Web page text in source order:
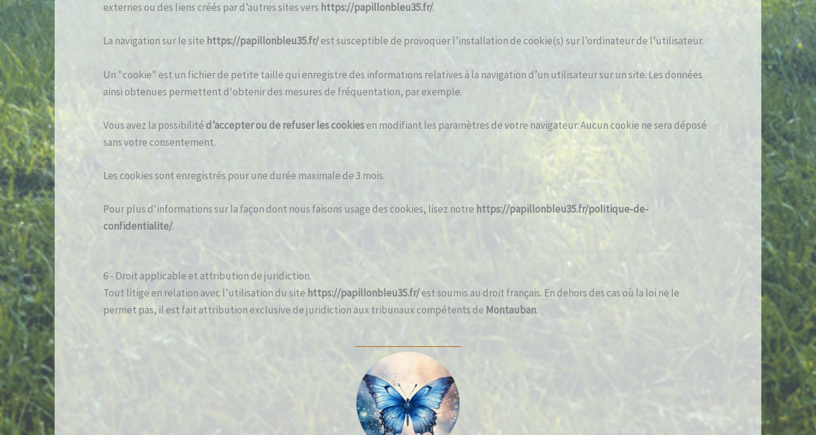
externes ou des liens créés par d’autres sites vers https://papillonbleu35.fr/.
La navigation sur le site https://papillonbleu35.fr/est susceptible de provoquer l’installation de cookie(s) sur l’ordinateur de l’utilisateur.
Un "cookie" est un fichier de petite taille qui enregistre des informations relatives à la navigation d’un utilisateur sur un site. Les données
ainsi obtenues permettent d'obtenir des mesures de fréquentation, par exemple.
Vous avez la possibilitéd’accepter ou de refuser les cookiesen modifiant les paramètres de votre navigateur. Aucun cookie ne sera déposé
sans votre consentement.
Les cookies sont enregistrés pour une durée maximale de 3 mois.
Pour plus d'informations sur la façon dont nous faisons usage des cookies, lisez notre https://papillonbleu35.fr/politique-de-
confidentialite/.
6 - Droit applicable et attribution de juridiction.
Tout litige en relation avec l’utilisation du site https://papillonbleu35.fr/est soumis au droit français. En dehors des cas où la loi ne le
permet pas, il est fait attribution exclusive de juridiction aux tribunaux compétents de Montauban.